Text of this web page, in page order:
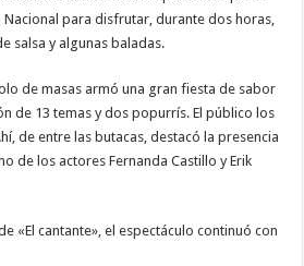
para disfrutar, durante dos horas,
salsa y algunas baladas.
de masas armó una gran fiesta de sabor
de 13 temas y dos popurrís. El público los
de entre las butacas, destacó la presencia
de los actores Fernanda Castillo y Erik
«El cantante», el espectáculo continuó con